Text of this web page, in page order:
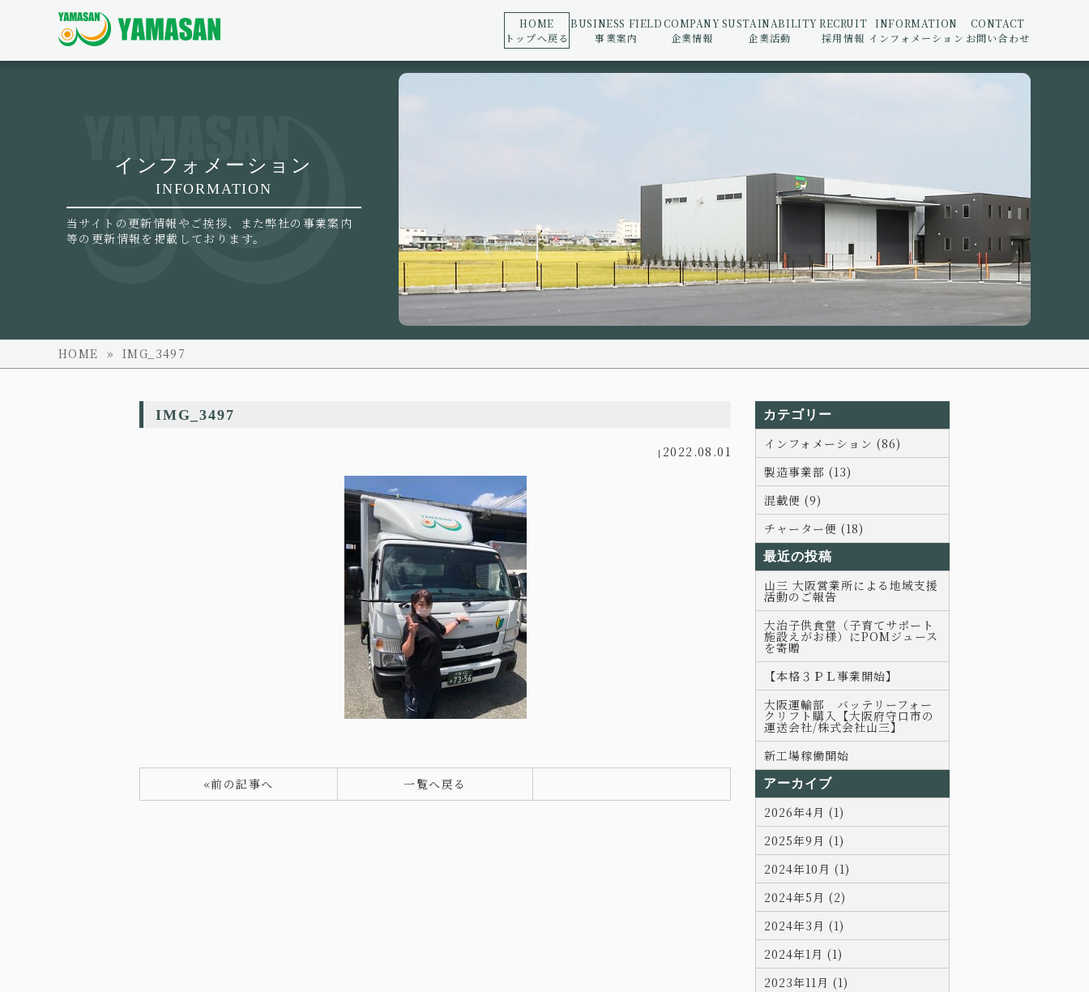
HOME
トップへ戻る
BUSINESS FIELD
事業案内
COMPANY
企業情報
SUSTAINABILITY
企業活動
RECRUIT
採用情報
INFORMATION
インフォメーション
CONTACT
お問い合わせ
インフォメーション
INFORMATION
当サイトの更新情報やご挨拶、また弊社の事業案内
等の更新情報を掲載しております。
HOME IMG_3497
IMG_3497
| 2022.08.01
«前の記事へ 一覧へ戻る
カテゴリー
インフォメーション (86)
製造事業部 (13)
混載便 (9)
チャーター便 (18)
最近の投稿
山三 大阪営業所による地域支援
活動のご報告
大治子供食堂（子育てサポート
施設えがお様）にPOMジュース
を寄贈
【本格３ＰＬ事業開始】
大阪運輸部 バッテリーフォー
クリフト購入【大阪府守口市の
運送会社/株式会社山三】
新工場稼働開始
アーカイブ
2026年4月 (1)
2025年9月 (1)
2024年10月 (1)
2024年5月 (2)
2024年3月 (1)
2024年1月 (1)
2023年11月 (1)